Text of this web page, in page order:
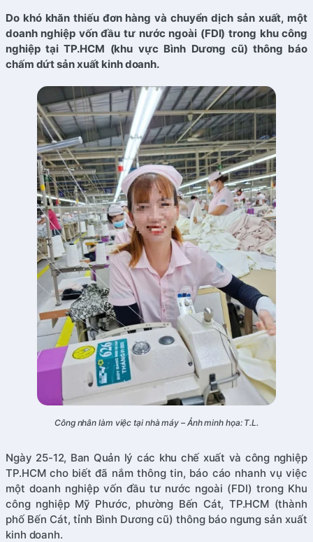
Do khó khăn thiếu đơn hàng và chuyển dịch sản xuất, một
doanh nghiệp vốn đầu tư nước ngoài (FDI) trong khu công
nghiệp tại TP.HCM (khu vực Bình Dương cũ) thông báo
chấm dứt sản xuất kinh doanh.
Công nhân làm việc tại nhà máy – Ảnh minh họa: T.L.
Ngày 25-12, Ban Quản lý các khu chế xuất và công nghiệp
TP.HCM cho biết đã nắm thông tin, báo cáo nhanh vụ việc
một doanh nghiệp vốn đầu tư nước ngoài (FDI) trong Khu
công nghiệp Mỹ Phước, phường Bến Cát, TP.HCM (thành
phố Bến Cát, tỉnh Bình Dương cũ) thông báo ngưng sản xuất
kinh doanh.